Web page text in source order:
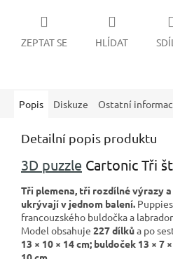
ZEPTAT SE HLÍDAT
Popis Diskuze Ostatní
Detailní popis produktu
3D puzzle Cartonic Tři
Tři plemena, tři rozdílné výrazy
ukrývají v jednom balení.
francouzského buldočka a
Model obsahuje 227 dílkůa po
13 × 10 × 14 cm; buldoček 13 × 7